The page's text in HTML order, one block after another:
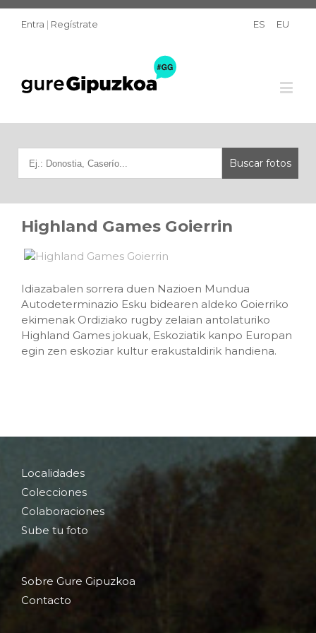
Entra | Regístrate ES EU
Highland Games Goierrin
Idiazabalen sorrera duen Nazioen Mundua
Autodeterminazio Esku bidearen aldeko Goierriko
ekimenak Ordiziako rugby zelaian antolaturiko
Highland Games jokuak, Eskoziatik kanpo Europan
egin zen eskoziar kultur erakustaldirik handiena.
Localidades
Colecciones
Colaboraciones
Sube tu foto
Sobre Gure Gipuzkoa
Contacto